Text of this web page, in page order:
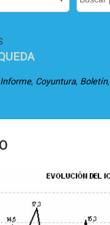
Informe, Coyuntura, Boletín,